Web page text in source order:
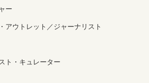
ー
アウトレット／ジャーナリスト
ト・キュレーター